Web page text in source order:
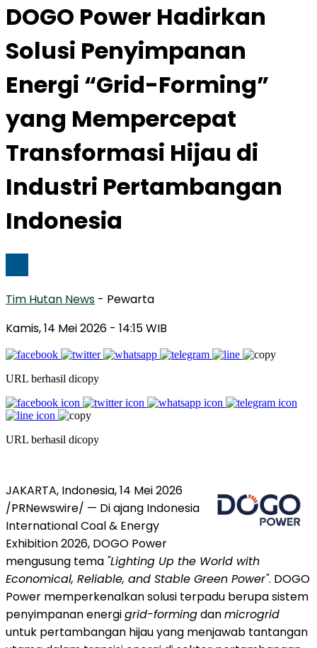
DOGO Power Hadirkan
Solusi Penyimpanan
Energi “Grid-Forming”
yang Mempercepat
Transformasi Hijau di
Industri Pertambangan
Indonesia
Tim Hutan News - Pewarta
Kamis, 14 Mei 2026 - 14:15 WIB
URL berhasil dicopy
URL berhasil dicopy
JAKARTA, Indonesia, 14 Mei 2026
/PRNewswire/ — Di ajang Indonesia
International Coal & Energy
Exhibition 2026, DOGO Power
mengusung tema "Lighting Up the World with
Economical, Reliable, and Stable Green Power". DOGO
Power memperkenalkan solusi terpadu berupa sistem
penyimpanan energigrid-formingdanmicrogrid
untuk pertambangan hijau yang menjawab tantangan